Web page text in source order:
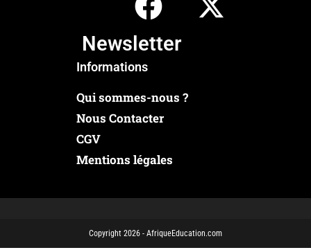
Newsletter
Informations
Qui sommes-nous ?
Nous Contacter
CGV
Mentions légales
Copyright 2026 - AfriqueEducation.com